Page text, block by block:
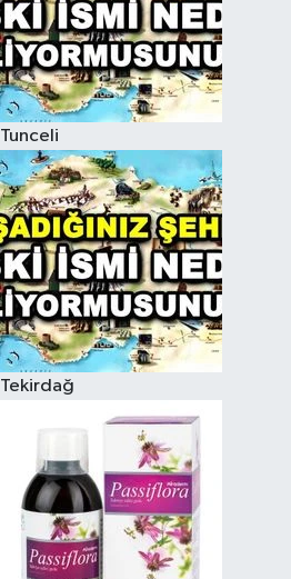
Tunceli
Tekirdağ